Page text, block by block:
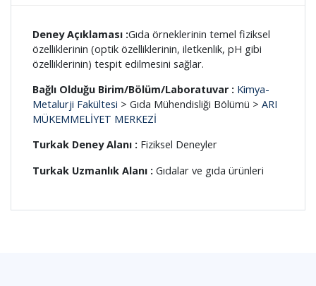
Deney Açıklaması :Gıda örneklerinin temel fiziksel
özelliklerinin (optik özelliklerinin, iletkenlik, pH gibi
özelliklerinin) tespit edilmesini sağlar.
Bağlı Olduğu Birim/Bölüm/Laboratuvar : Kimya-
Metalurji Fakültesi > Gıda Mühendisliği Bölümü > ARI
MÜKEMMELİYET MERKEZİ
Turkak Deney Alanı : Fiziksel Deneyler
Turkak Uzmanlık Alanı : Gıdalar ve gıda ürünleri